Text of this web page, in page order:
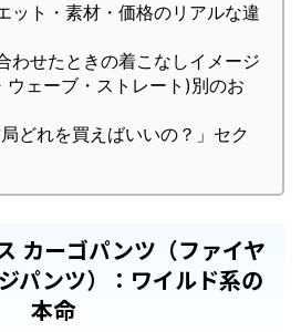
ット・素材・価格のリアルな違
わせたときの着こなしイメージ
ェーブ・ストレート)別のお
どれを買えばいいの？」セク
カーゴパンツ（ファイヤ
パンツ）：ワイルド系の
本命